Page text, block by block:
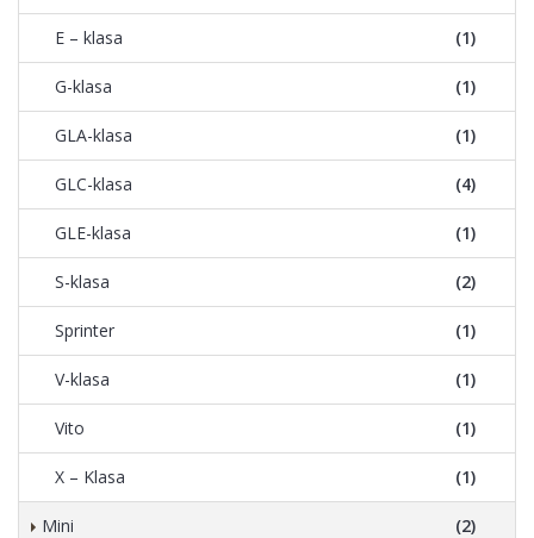
E – klasa (1)
G-klasa (1)
GLA-klasa (1)
GLC-klasa (4)
GLE-klasa (1)
S-klasa (2)
Sprinter (1)
V-klasa (1)
Vito (1)
X – Klasa (1)
Mini (2)